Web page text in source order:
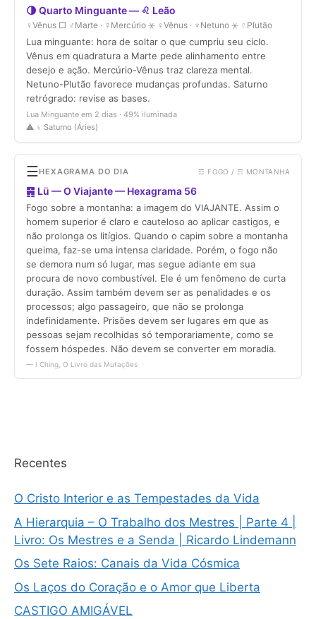
Recentes
O Cristo Interior e as Tempestades da Vida
A Hierarquia – O Trabalho dos Mestres | Parte 4 |
Livro: Os Mestres e a Senda | Ricardo Lindemann
Os Sete Raios: Canais da Vida Cósmica
Os Laços do Coração e o Amor que Liberta
CASTIGO AMIGÁVEL